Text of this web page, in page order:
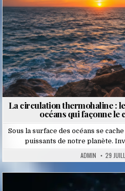
La circulation thermohaline :
océans qui façonne le
Sous la surface des océans se
puissants de notre planète.
ADMIN 29